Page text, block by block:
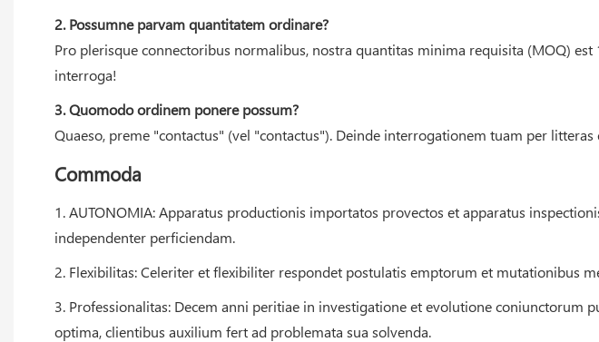
2. Possumne parvam quantitatem ordinare?
Pro plerisque connectoribus normalibus, nostra quantitas minima requisita (MOQ)
interroga!
3. Quomodo ordinem ponere possum?
Quaeso, preme "contactus" (vel "contactus"). Deinde interrogationem tuam per
Commoda
1. AUTONOMIA: Apparatus productionis importatos provectos et apparatus
independenter perficiendam.
2. Flexibilitas: Celeriter et flexibiliter respondet postulatis emptorum et mutationibus
3. Professionalitas: Decem anni peritiae in investigatione et evolutione
optima, clientibus auxilium fert ad problemata sua solvenda.